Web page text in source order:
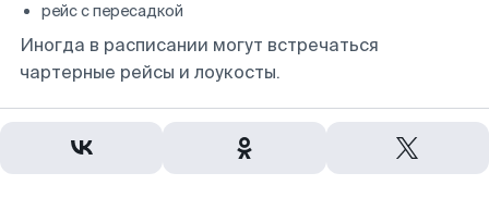
рейс с пересадкой
Иногда в расписании могут встречаться
чартерные рейсы и лоукосты.